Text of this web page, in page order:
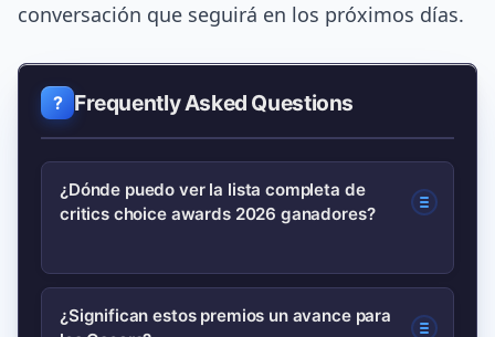
conversación que seguirá en los próximos días.
Frequently Asked Questions
¿Dónde puedo ver la lista completa de
critics choice awards 2026 ganadores?
La lista completa está publicada en la
¿Significan estos premios un avance para